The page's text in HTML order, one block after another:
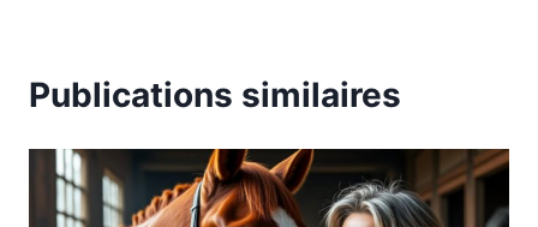
Publications similaires